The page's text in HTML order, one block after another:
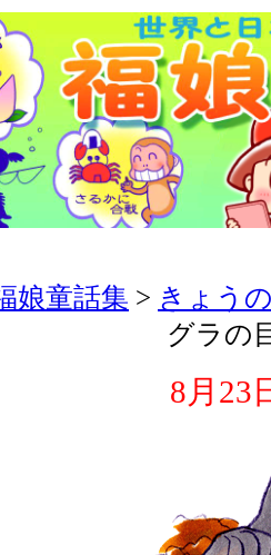
娘童話集 > きょう
グラの
8月23